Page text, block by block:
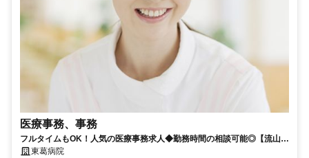
医療事務、事務
フルタイムもOK！人気の医療事務求人◆勤務時間の相談可能◎【流山
市・流山セントラルパーク駅・病院・医療事務・日勤パート】
東葛病院